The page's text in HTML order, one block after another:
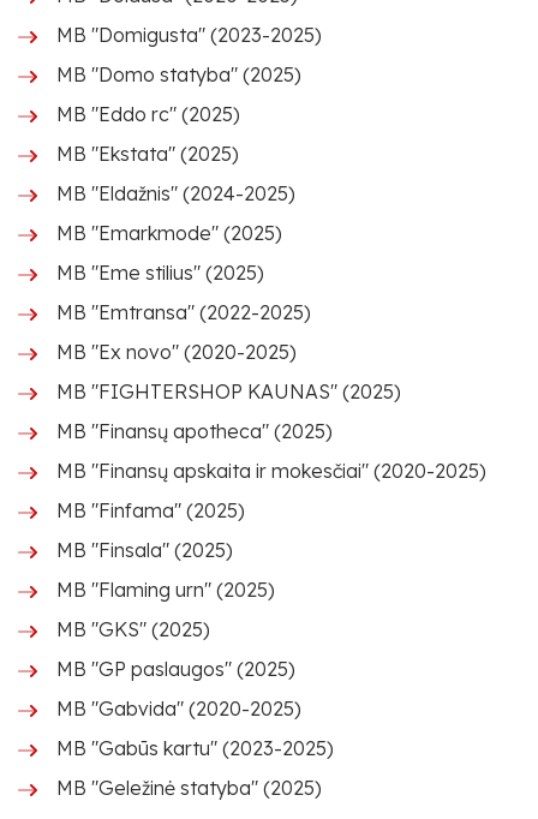
MB "Domigusta" (2023-2025)
MB "Domo statyba" (2025)
MB "Eddo rc" (2025)
MB "Ekstata" (2025)
MB "Eldažnis" (2024-2025)
MB "Emarkmode" (2025)
MB "Eme stilius" (2025)
MB "Emtransa" (2022-2025)
MB "Ex novo" (2020-2025)
MB "FIGHTERSHOP KAUNAS" (2025)
MB "Finansų apotheca" (2025)
MB "Finansų apskaita ir mokesčiai" (2020-2025)
MB "Finfama" (2025)
MB "Finsala" (2025)
MB "Flaming urn" (2025)
MB "GKS" (2025)
MB "GP paslaugos" (2025)
MB "Gabvida" (2020-2025)
MB "Gabūs kartu" (2023-2025)
MB "Geležinė statyba" (2025)